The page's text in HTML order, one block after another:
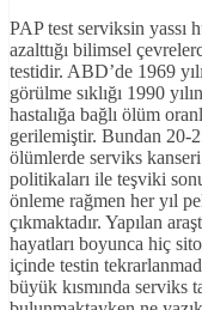
PAP test serviksin yassı
azalttığı bilimsel
testidir. ABD’de 1969
görülme sıklığı 1990
hastalığa bağlı ölüm
gerilemiştir. Bundan 20-
ölümlerde serviks
politikaları ile teşviki
önleme rağmen her yıl
çıkmaktadır. Yapılan
hayatları boyunca hiç
içinde testin
büyük kısmında serviks